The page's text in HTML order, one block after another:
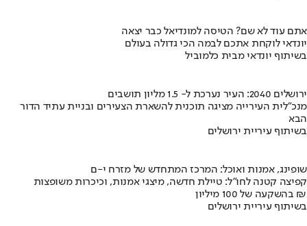
אתם עוד לא שם? הטיסה למונדיאל כבר יצאה
יונדאי לוקחת אתכם לבמה הכי גדולה בעולם
בשיתוף יונדאי מבית כלמוביל
ירושלים 2040: העיר נערכת ל- 1.5 מליון תושבים
מנכ"לית העירייה מציגה תוכנית להשארת הצעירים ובניית עתיד הדור
הבא
בשיתוף עיריית ירושלים
שופינג, אמנות ואוכל: המרכז המתחדש של מזרח י-ם
קפיצה קטנה לחו"ל: טיילת חדשה, מיצגי אמנות, וכיכרות משופצות
בהשקעה של 100 מיליון ₪
בשיתוף עיריית ירושלים